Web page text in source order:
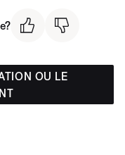
OU LE